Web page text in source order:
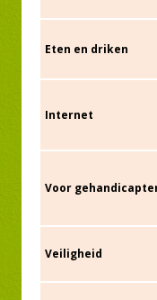
Eten en driken
Internet
Voor
Veiligheid